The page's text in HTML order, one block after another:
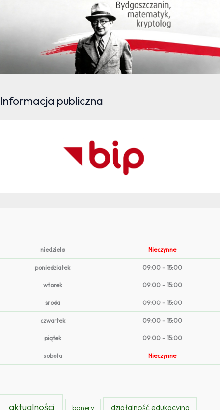
Informacja publiczna
niedziela Nieczynne
poniedziałek 09:00 – 15:00
wtorek 09:00 – 15:00
środa 09:00 – 15:00
czwartek 09:00 – 15:00
piątek 09:00 – 15:00
sobota Nieczynne
aktualności banery działalność edukacyjna